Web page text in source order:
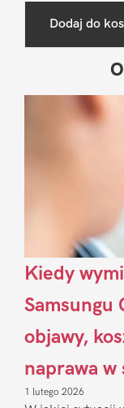
Dodaj do
Sidebar
Kiedy
Samsungu
objawy,
naprawa w
1 lutego 2026